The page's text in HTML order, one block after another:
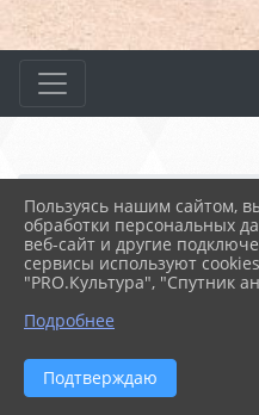
Главная
Защита диплома
26.06.2023 06:42
Пользуясь нашим сайтом,
обработки персональных
веб-сайт и другие
сервисы используют
"PRO.Культура", "Спутник
Подробнее
Подтверждаю